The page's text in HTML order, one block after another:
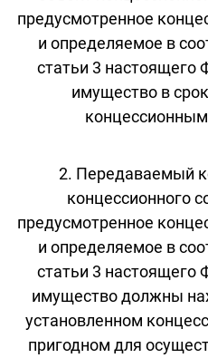
предусмотренное
и определяемое в
статьи 3 настоящего
имущество в
2. Передаваемый
концессионного
предусмотренное
и определяемое в
статьи 3 настоящего
имущество должны
установленном
пригодном для